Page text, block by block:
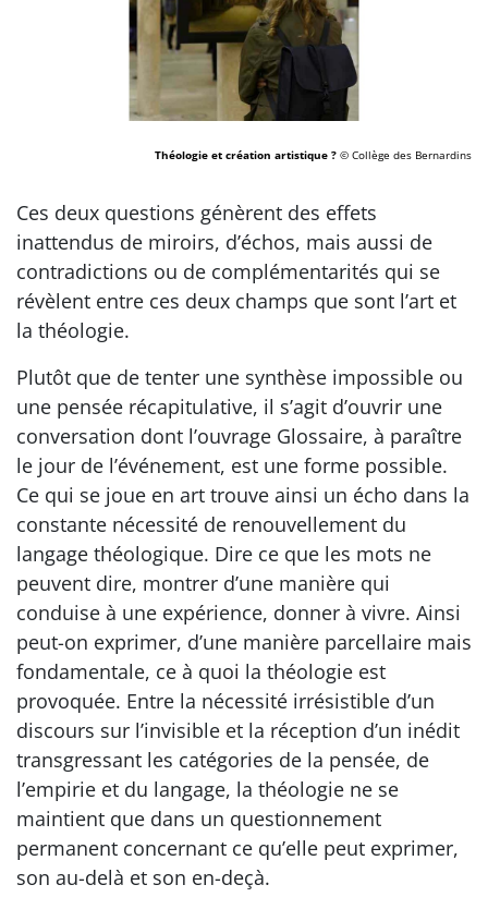
Théologie et création artistique ? © Collège des Bernardins
Ces deux questions génèrent des effets
inattendus de miroirs, d’échos, mais aussi de
contradictions ou de complémentarités qui se
révèlent entre ces deux champs que sont l’art et
la théologie.
Plutôt que de tenter une synthèse impossible ou
une pensée récapitulative, il s’agit d’ouvrir une
conversation dont l’ouvrage Glossaire, à paraître
le jour de l’événement, est une forme possible.
Ce qui se joue en art trouve ainsi un écho dans la
constante nécessité de renouvellement du
langage théologique. Dire ce que les mots ne
peuvent dire, montrer d’une manière qui
conduise à une expérience, donner à vivre. Ainsi
peut-on exprimer, d’une manière parcellaire mais
fondamentale, ce à quoi la théologie est
provoquée. Entre la nécessité irrésistible d’un
discours sur l’invisible et la réception d’un inédit
transgressant les catégories de la pensée, de
l’empirie et du langage, la théologie ne se
maintient que dans un questionnement
permanent concernant ce qu’elle peut exprimer,
son au-delà et son en-deçà.